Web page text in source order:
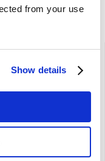
from your use
Show details